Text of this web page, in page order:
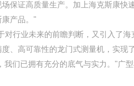
保证高质量生产。加上海克斯康快
产品。"
对行业未来的前瞻判断，又引入了海
、高可靠性的龙门式测量机，实现
我们已拥有充分的底气与实力。"广